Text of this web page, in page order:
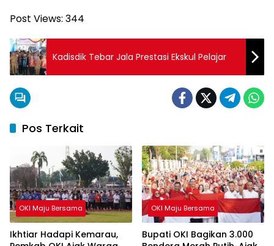
Post Views: 344
Kadisdik Tebar Jala Prestasi Ekskul Pelajar
Pos Terkait
OKI Maju Bersama
Ikhtiar Hadapi Kemarau,
OKI Maju Bersama
Bupati OKI Bagikan 3.000